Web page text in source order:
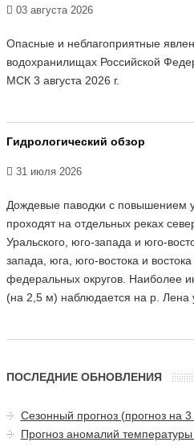
03 августа 2026
Опасные и неблагоприятные
водохранилищах Российской
МСК 3 августа 2026 г.
Гидрологический обзор
31 июля 2026
Дождевые паводки с повышением
проходят на отдельных реках
Уральского, юго-запада и юго-
запада, юга, юго-востока и
федеральных округов. Наиболее
(на 2,5 м) наблюдается на р. Лена
ПОСЛЕДНИЕ ОБНОВЛЕНИЯ
Сезонный прогноз (прогноз на
Прогноз аномалий